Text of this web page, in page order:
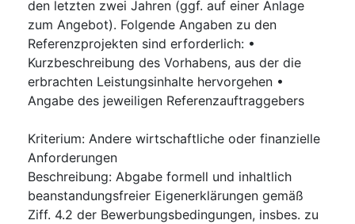
den letzten zwei Jahren (ggf. auf einer Anlage
zum Angebot). Folgende Angaben zu den
Referenzprojekten sind erforderlich: •
Kurzbeschreibung des Vorhabens, aus der die
erbrachten Leistungsinhalte hervorgehen •
Angabe des jeweiligen Referenzauftraggebers
Kriterium: Andere wirtschaftliche oder finanzielle
Anforderungen
Beschreibung: Abgabe formell und inhaltlich
beanstandungsfreier Eigenerklärungen gemäß
Ziff. 4.2 der Bewerbungsbedingungen, insbes. zu